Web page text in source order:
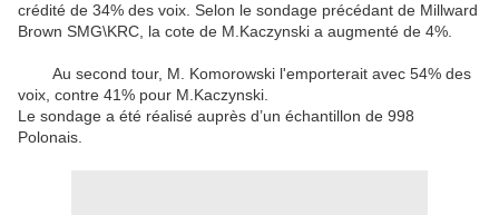
crédité de 34% des voix. Selon le sondage précédant de Millward
Brown SMG\KRC, la cote de M.Kaczynski a augmenté de 4%.
Au second tour, M. Komorowski l'emporterait avec 54% des
voix, contre 41% pour M.Kaczynski.
Le sondage a été réalisé auprès d’un échantillon de 998
Polonais.